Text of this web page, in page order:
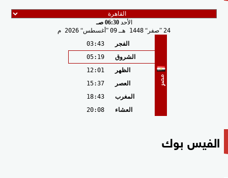
الأحد06:30 صـ
24 صفر 1448 هـ 09 أغسطس 2026 م
مصر
الفجر
03:43
الشروق
05:19
الظهر
12:01
العصر
15:37
المغرب
18:43
العشاء
20:08
الفيس بوك